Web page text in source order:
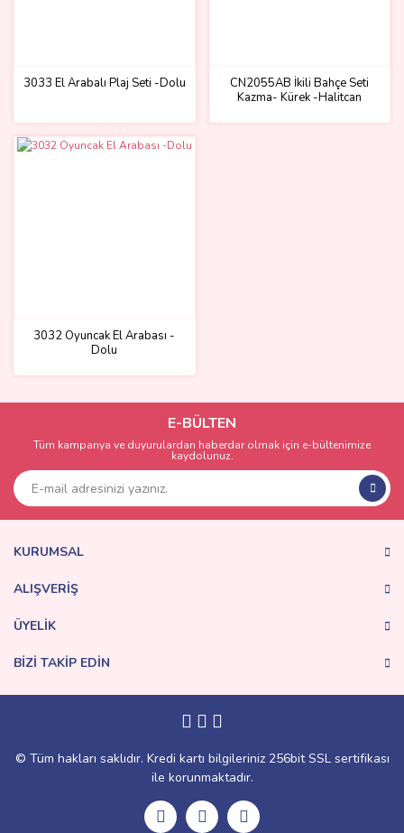
3033 El Arabalı Plaj Seti -Dolu
CN2055AB İkili Bahçe Seti
Kazma- Kürek -Halitcan
3032 Oyuncak El Arabası -
Dolu
E-BÜLTEN
Tüm kampanya ve duyurulardan haberdar olmak için e-bültenimize
kaydolunuz.
KURUMSAL
ALIŞVERİŞ
ÜYELİK
BİZİ TAKİP EDİN
© Tüm hakları saklıdır. Kredi kartı bilgileriniz 256bit SSL sertifikası
ile korunmaktadır.